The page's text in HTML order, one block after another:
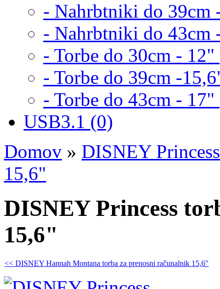
- Nahrbtniki do 39cm
- Nahrbtniki do 43cm
- Torbe do 30cm - 12"
- Torbe do 39cm -
- Torbe do 43cm - 17"
USB3.1 (0)
Domov » DISNEY
15,6"
DISNEY Princess
15,6"
<< DISNEY Hannah Montana torba za prenosni računalnik 15,6"